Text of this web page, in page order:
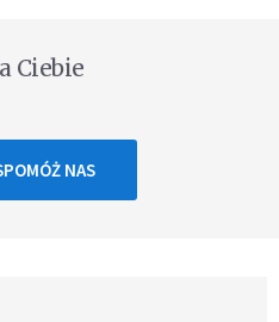
Ciebie
NAS